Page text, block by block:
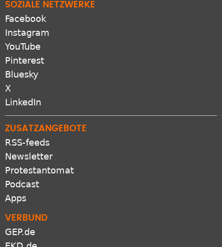
SOZIALE NETZWERKE
Facebook
Instagram
YouTube
Pinterest
Bluesky
X
LinkedIn
ZUSATZANGEBOTE
RSS-feeds
Newsletter
Protestantomat
Podcast
Apps
VERBUND
GEP.de